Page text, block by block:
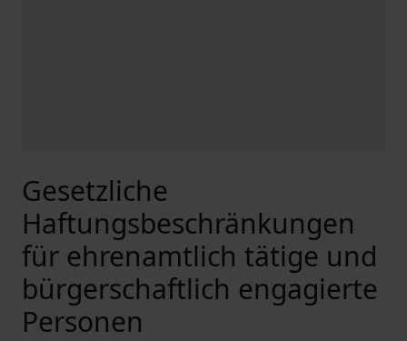
Gesetzliche
Haftungsbeschränkungen
für ehrenamtlich tätige und
bürgerschaftlich engagierte
Personen